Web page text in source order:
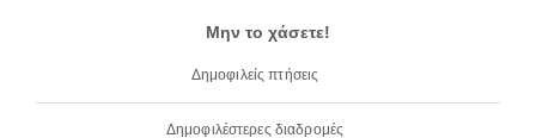
Μην το χάσετε!
Δημοφιλείς πτήσεις
Δημοφιλέστερες διαδρομές